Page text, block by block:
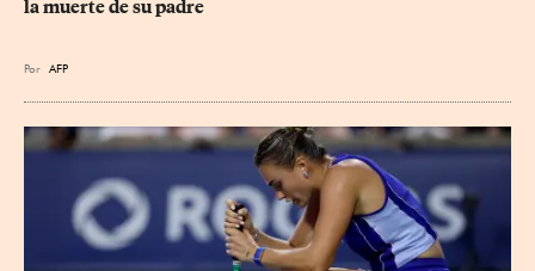
la muerte de su padre
Por AFP